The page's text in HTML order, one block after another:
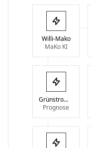
Willi-Mako
MaKo KI
GrünstromIndex
Prognose